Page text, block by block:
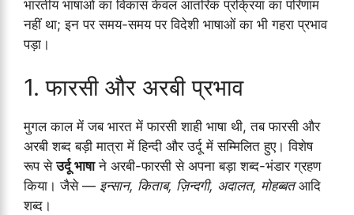
भारतीय भाषाओं का विकास केवल आंतरिक प्रक्रिया का परिणाम
नहीं था; इन पर समय-समय पर विदेशी भाषाओं का भी गहरा प्रभाव
पड़ा।
1. फारसी और अरबी प्रभाव
मुगल काल में जब भारत में फारसी शाही भाषा थी, तब फारसी और
अरबी शब्द बड़ी मात्रा में हिन्दी और उर्दू में सम्मिलित हुए। विशेष
रूप सेउर्दू भाषाने अरबी-फारसी से अपना बड़ा शब्द-भंडार ग्रहण
किया। जैसे — इन्सान, किताब, ज़िन्दगी, अदालत, मोहब्बतआदि
शब्द।